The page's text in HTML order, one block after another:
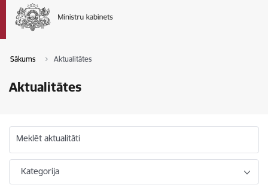
Sākums Aktualitātes
Aktualitātes
Meklēt aktualitāti
Kategorija